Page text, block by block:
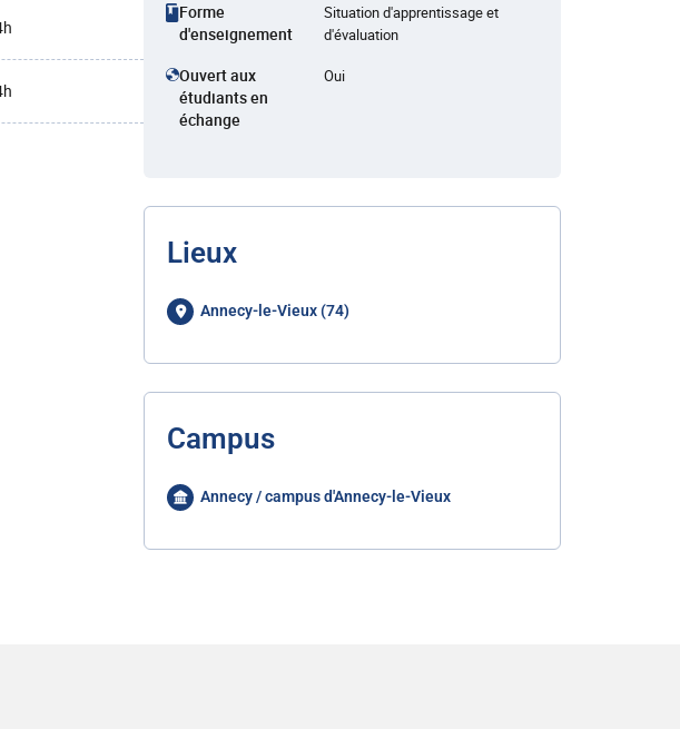
Forme
d'enseignement
Situation d'apprentissage et
d'évaluation
Ouvert aux
étudiants en
échange
Oui
Lieux
Annecy-le-Vieux (74)
Campus
Annecy / campus d'Annecy-le-Vieux